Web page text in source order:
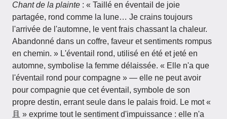
Chant de la plainte : « Taillé en éventail de joie
partagée, rond comme la lune… Je crains toujours
l'arrivée de l'automne, le vent frais chassant la chaleur.
Abandonné dans un coffre, faveur et sentiments rompus
en chemin. » L'éventail rond, utilisé en été et jeté en
automne, symbolise la femme délaissée. « Elle n'a que
l'éventail rond pour compagne » — elle ne peut avoir
pour compagnie que cet éventail, symbole de son
propre destin, errant seule dans le palais froid. Le mot «
且 » exprime tout le sentiment d'impuissance : elle n'a